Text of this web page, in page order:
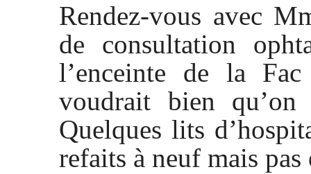
Rendez-vous avec
de consultation
l’enceinte de la
voudrait bien qu’on
Quelques lits
refaits à neuf mais